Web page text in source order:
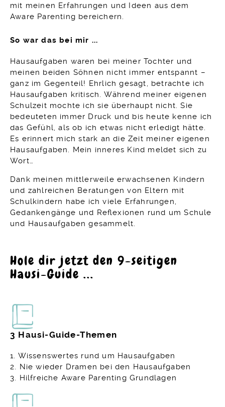
mit meinen Erfahrungen und Ideen aus dem
Aware Parenting bereichern.
So war das bei mir ...
Hausaufgaben waren bei meiner Tochter und
meinen beiden Söhnen nicht immer entspannt –
ganz im Gegenteil! Ehrlich gesagt, betrachte ich
Hausaufgaben kritisch. Während meiner eigenen
Schulzeit mochte ich sie überhaupt nicht. Sie
bedeuteten immer Druck und bis heute kenne ich
das Gefühl, als ob ich etwas nicht erledigt hätte.
Es erinnert mich stark an die Zeit meiner eigenen
Hausaufgaben. Mein inneres Kind meldet sich zu
Wort…
Dank meinen mittlerweile erwachsenen Kindern
und zahlreichen Beratungen von Eltern mit
Schulkindern habe ich viele Erfahrungen,
Gedankengänge und Reflexionen rund um Schule
und Hausaufgaben gesammelt.
Hole dir jetzt den 9-seitigen
Hausi-Guide ...
3 Hausi-Guide-Themen
1. Wissenswertes rund um Hausaufgaben
2. Nie wieder Dramen bei den Hausaufgaben
3. Hilfreiche Aware Parenting Grundlagen